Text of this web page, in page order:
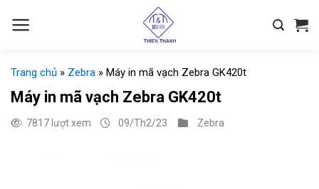
đến
Trang chủ » Zebra » Máy in mã vạch Zebra GK420t
Máy in mã vạch Zebra GK420t
7817 lượt xem 09/Th2/23 Zebra